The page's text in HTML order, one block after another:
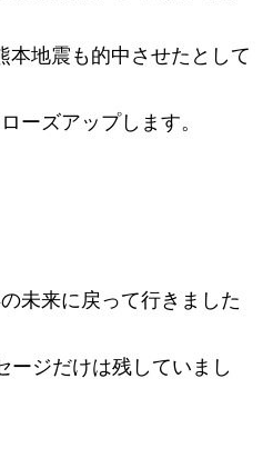
地震も的中させたとして
ーズアップします。
未来に戻って行きました
ージだけは残していまし